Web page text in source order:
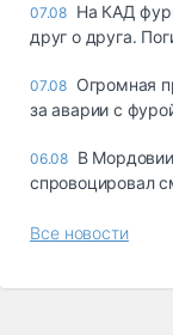
07.08 На КАД
друг о друга.
07.08 Огромная
за аварии с
06.08 В
спровоцировал
Все новости